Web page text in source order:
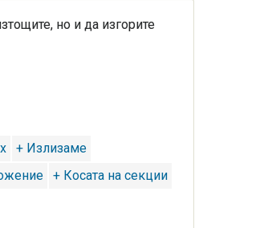
но и да изгорите
+ Излизаме
+ Косата на секции